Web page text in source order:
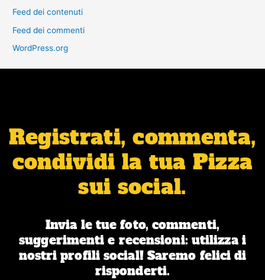
Feed dei contenuti
Feed dei commenti
WordPress.org
Registrati, commenta,
condividi la tua Pizza
sui social.
Invia le tue foto, commenti,
suggerimenti e recensioni: utilizza i
nostri profili social! Saremo felici di
risponderti.